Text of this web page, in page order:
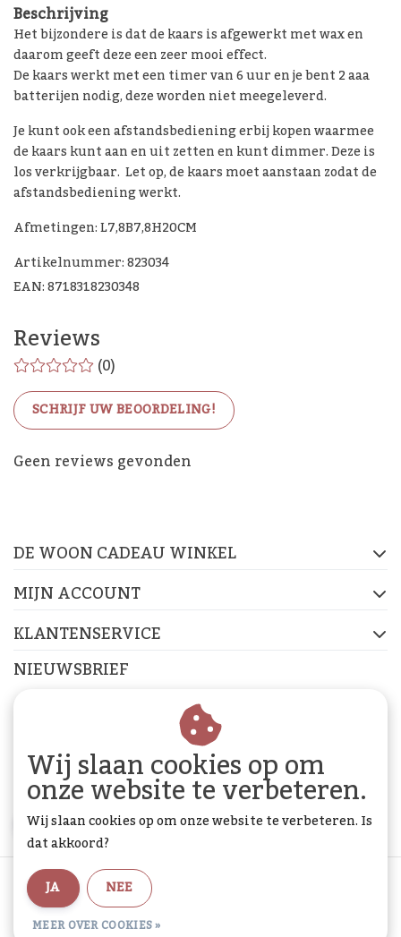
Beschrijving
Het bijzondere is dat de kaars is afgewerkt met wax en
daarom geeft deze een zeer mooi effect.
De kaars werkt met een timer van 6 uur en je bent 2 aaa
batterijen nodig, deze worden niet meegeleverd.
Je kunt ook een afstandsbediening erbij kopen waarmee
de kaars kunt aan en uit zetten en kunt dimmer. Deze is
los verkrijgbaar. Let op, de kaars moet aanstaan zodat de
afstandsbediening werkt.
Afmetingen: L7,8B7,8H20CM
Artikelnummer: 823034
EAN: 8718318230348
Reviews
(0)
SCHRIJF UW BEOORDELING!
Geen reviews gevonden
De Woon Cadeau Winkel
DE WOON CADEAU WINKEL
MIJN ACCOUNT
KLANTENSERVICE
NIEUWSBRIEF
Abonneer je op onze nieuwsbrief om op de hoogte te
ABONNEER
Algemene voorwaarden
Wij slaan cookies op om
onze website te verbeteren.
Wij slaan cookies op om onze website te verbeteren. Is
dat akkoord?
JA
NEE
MEER OVER COOKIES »